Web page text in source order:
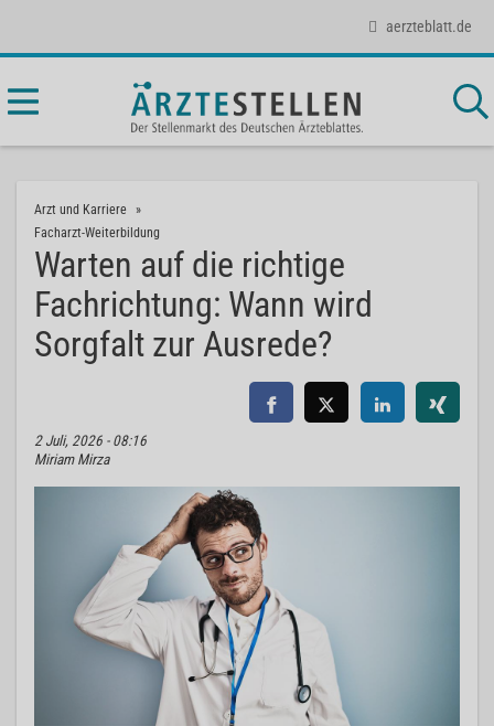
aerzteblatt.de
Arzt und Karriere
Facharzt-Weiterbildung
Warten auf die richtige
Fachrichtung: Wann wird
Sorgfalt zur Ausrede?
2 Juli, 2026 - 08:16
Miriam Mirza